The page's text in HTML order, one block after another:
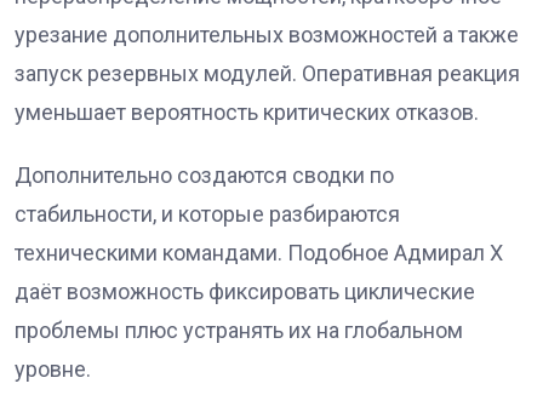
урезание дополнительных возможностей а также
запуск резервных модулей. Оперативная реакция
уменьшает вероятность критических отказов.
Дополнительно создаются сводки по
стабильности, и которые разбираются
техническими командами. Подобное Адмирал Х
даёт возможность фиксировать циклические
проблемы плюс устранять их на глобальном
уровне.